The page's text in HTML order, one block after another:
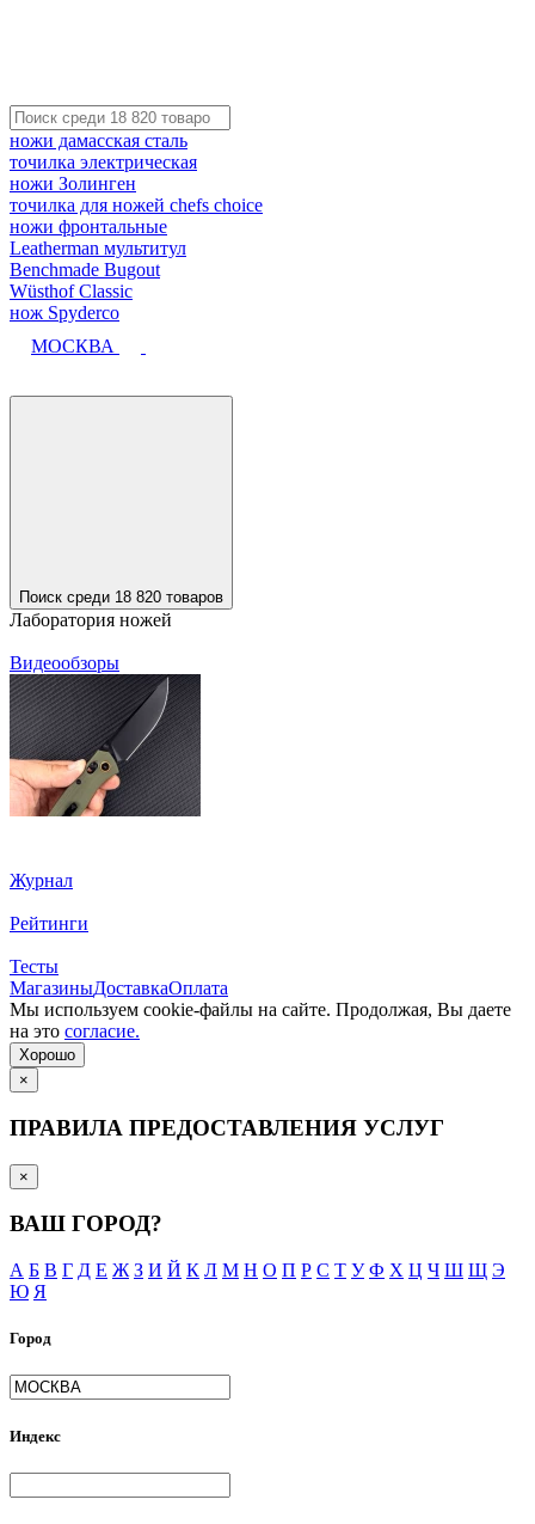
ножи дамасская сталь
точилка электрическая
ножи Золинген
точилка для ножей chefs choice
ножи фронтальные
Leatherman мультитул
Benchmade Bugout
Wüsthof Classic
нож Spyderco
МОСКВА
Поиск среди 18 820 товаров
Лаборатория ножей
Видеообзоры
Журнал
Рейтинги
Тесты
МагазиныДоставкаОплата
Мы используем cookie-файлы на сайте. Продолжая, Вы даете
на это согласие.
Хорошо
×
ПРАВИЛА ПРЕДОСТАВЛЕНИЯ УСЛУГ
×
ВАШ ГОРОД?
А Б В Г Д Е Ж З И Й К Л М Н О П Р С Т У Ф Х Ц Ч Ш Щ Э
Ю Я
Город
Индекс